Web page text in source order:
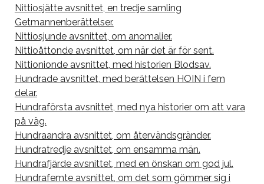
Nittiosjätte avsnittet, en tredje samling
Getmannenberättelser.
Nittiosjunde avsnittet, om anomalier.
Nittioåttonde avsnittet, om när det är för sent.
Nittionionde avsnittet, med historien Blodsav.
Hundrade avsnittet, med berättelsen HOIN i fem
delar.
Hundraförsta avsnittet, med nya historier om att vara
på väg.
Hundraandra avsnittet, om återvändsgränder.
Hundratredje avsnittet, om ensamma män.
Hundrafjärde avsnittet, med en önskan om god jul.
Hundrafemte avsnittet, om det som gömmer sig i